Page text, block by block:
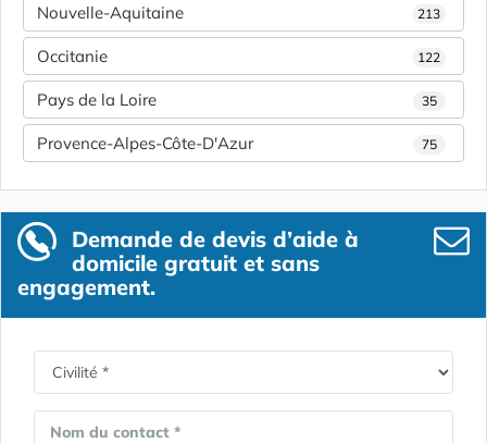
Nouvelle-Aquitaine 213
Occitanie 122
Pays de la Loire 35
Provence-Alpes-Côte-D'Azur 75
Demande de devis d’aide à
domicile gratuit et sans
engagement.
Nom du contact *